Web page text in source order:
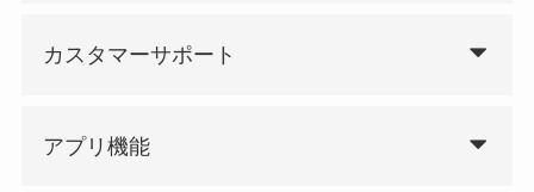
カスタマーサポート
アプリ機能